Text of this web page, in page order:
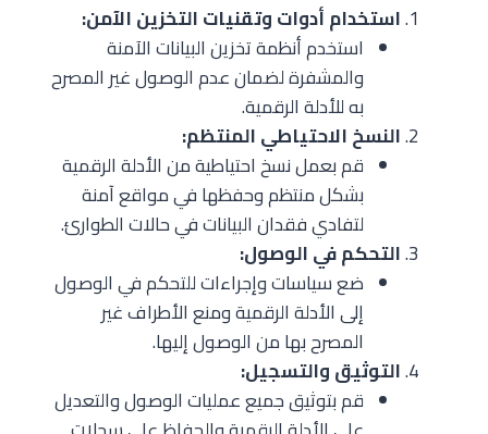
استخدام أدوات وتقنيات التخزين الآمن:
استخدم أنظمة تخزين البيانات الآمنة
والمشفرة لضمان عدم الوصول غير المصرح
به للأدلة الرقمية.
النسخ الاحتياطي المنتظم:
قم بعمل نسخ احتياطية من الأدلة الرقمية
بشكل منتظم وحفظها في مواقع آمنة
لتفادي فقدان البيانات في حالات الطوارئ.
التحكم في الوصول:
ضع سياسات وإجراءات للتحكم في الوصول
إلى الأدلة الرقمية ومنع الأطراف غير
المصرح بها من الوصول إليها.
التوثيق والتسجيل:
قم بتوثيق جميع عمليات الوصول والتعديل